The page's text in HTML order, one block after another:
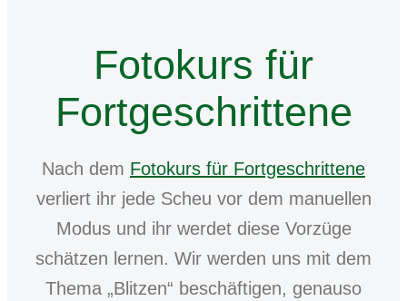
Fotokurs für
Fortgeschrittene
Nach dem Fotokurs für Fortgeschrittene
verliert ihr jede Scheu vor dem manuellen
Modus und ihr werdet diese Vorzüge
schätzen lernen. Wir werden uns mit dem
Thema „Blitzen“ beschäftigen, genauso